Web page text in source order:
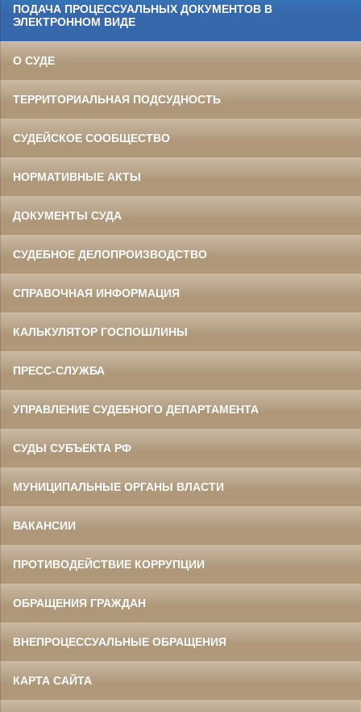
ПОДАЧА ПРОЦЕССУАЛЬНЫХ ДОКУМЕНТОВ В
ЭЛЕКТРОННОМ ВИДЕ
О СУДЕ
ТЕРРИТОРИАЛЬНАЯ ПОДСУДНОСТЬ
СУДЕЙСКОЕ СООБЩЕСТВО
НОРМАТИВНЫЕ АКТЫ
ДОКУМЕНТЫ СУДА
СУДЕБНОЕ ДЕЛОПРОИЗВОДСТВО
СПРАВОЧНАЯ ИНФОРМАЦИЯ
КАЛЬКУЛЯТОР ГОСПОШЛИНЫ
ПРЕСС-СЛУЖБА
УПРАВЛЕНИЕ СУДЕБНОГО ДЕПАРТАМЕНТА
СУДЫ СУБЪЕКТА РФ
МУНИЦИПАЛЬНЫЕ ОРГАНЫ ВЛАСТИ
ВАКАНСИИ
ПРОТИВОДЕЙСТВИЕ КОРРУПЦИИ
ОБРАЩЕНИЯ ГРАЖДАН
ВНЕПРОЦЕССУАЛЬНЫЕ ОБРАЩЕНИЯ
КАРТА САЙТА